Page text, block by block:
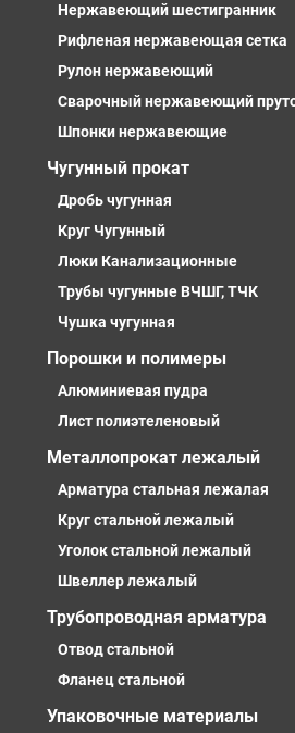
Нержавеющий шестигранник
Рифленая нержавеющая сетка
Рулон нержавеющий
Сварочный нержавеющий
Шпонки нержавеющие
Чугунный прокат
Дробь чугунная
Круг Чугунный
Люки Канализационные
Трубы чугунные ВЧШГ, ТЧК
Чушка чугунная
Порошки и полимеры
Алюминиевая пудра
Лист полиэтеленовый
Металлопрокат лежалый
Арматура стальная лежалая
Круг стальной лежалый
Уголок стальной лежалый
Швеллер лежалый
Трубопроводная арматура
Отвод стальной
Фланец стальной
Упаковочные материалы